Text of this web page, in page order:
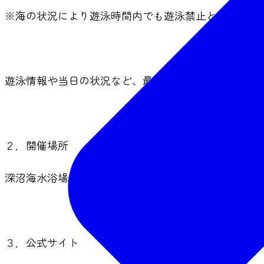
※海の状況により遊泳時間内でも遊泳禁止となる場合
遊泳情報や当日の状況など、最新情報は をご
２．開催場所
深沼海水浴場（仙台市若林区荒浜）
３．公式サイト